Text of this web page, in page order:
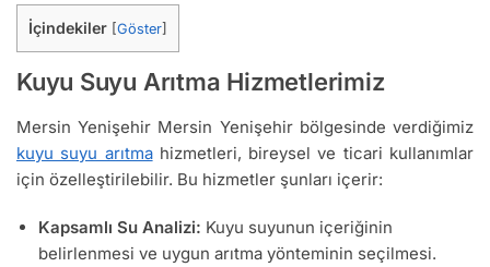
İçindekiler Göster
Kuyu Suyu Arıtma Hizmetlerimiz
Mersin Yenişehir Mersin Yenişehir bölgesinde verdiğimiz
kuyu suyu arıtmahizmetleri, bireysel ve ticari kullanımlar
için özelleştirilebilir. Bu hizmetler şunları içerir:
Kapsamlı Su Analizi: Kuyu suyunun içeriğinin
belirlenmesi ve uygun arıtma yönteminin seçilmesi.